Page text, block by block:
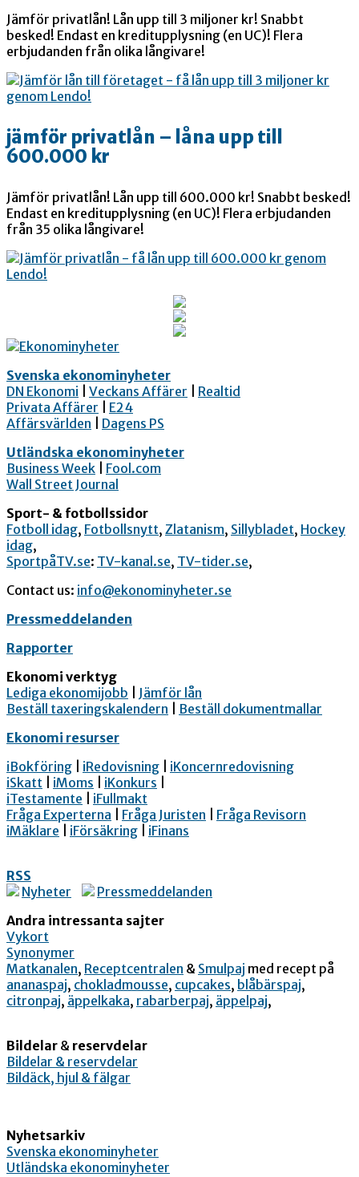
Jämför privatlån! Lån upp till 3 miljoner kr! Snabbt
besked! Endast en kreditupplysning (en UC)! Flera
erbjudanden från olika långivare!
jämför privatlån – låna upp till
600.000 kr
Jämför privatlån! Lån upp till 600.000 kr! Snabbt besked!
Endast en kreditupplysning (en UC)! Flera erbjudanden
från 35 olika långivare!
Svenska ekonominyheter
DN Ekonomi
Veckans Affärer
Realtid
Privata Affärer
E24
Affärsvärlden
Dagens PS
Utländska ekonominyheter
Business Week
Fool.com
Wall Street Journal
Sport- & fotbollssidor
Fotboll idag, Fotbollsnytt, Zlatanism, Sillybladet, Hockey
idag,
SportpåTV.se: TV-kanal.se, TV-tider.se,
Contact us: info@ekonominyheter.se
Pressmeddelanden
Rapporter
Ekonomi verktyg
Lediga ekonomijobb
Jämför lån
Beställ taxeringskalendern
Beställ dokumentmallar
Ekonomi resurser
iBokföring
iRedovisning
iKoncernredovisning
iSkatt
iMoms iKonkurs
iTestamente
iFullmakt
Fråga Experterna
Fråga Juristen
Fråga Revisorn
iMäklare
iFörsäkring iFinans
RSS
Nyheter
Pressmeddelanden
Andra intressanta sajter
Vykort
Synonymer
Matkanalen, Receptcentralen & Smulpaj med recept på
ananaspaj, chokladmousse, cupcakes, blåbärspaj,
citronpaj, äppelkaka, rabarberpaj, äppelpaj,
Bildelar & reservdelar
Bildelar & reservdelar
Bildäck, hjul & fälgar
Nyhetsarkiv
Svenska ekonominyheter
Utländska ekonominyheter